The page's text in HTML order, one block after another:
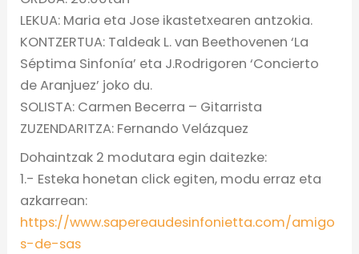
LEKUA: Maria eta Jose ikastetxearen antzokia.
KONTZERTUA: Taldeak L. van Beethovenen ‘La
Séptima Sinfonía’ eta J.Rodrigoren ‘Concierto
de Aranjuez’ joko du.
SOLISTA: Carmen Becerra – Gitarrista
ZUZENDARITZA: Fernando Velázquez
Dohaintzak 2 modutara egin daitezke:
1.- Esteka honetan click egiten, modu erraz eta
azkarrean:
https://www.sapereaudesinfonietta.com/amigo
s-de-sas